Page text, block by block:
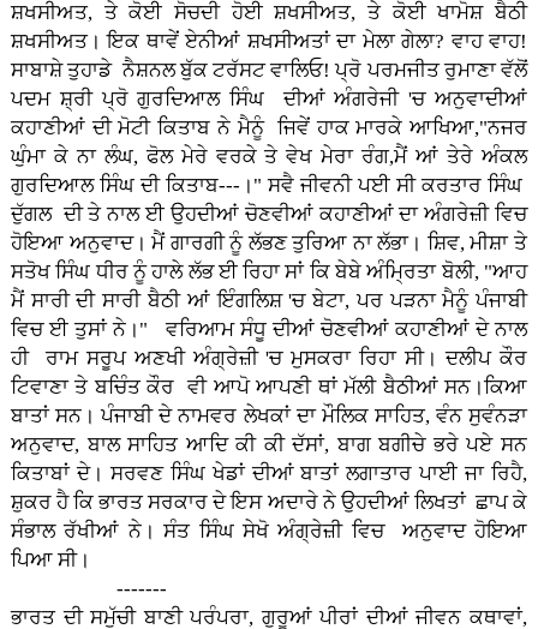
ਸ਼ਖਸੀਅਤ, ਤੇ ਕੋਈ ਸੋਚਦੀ ਹੋਈ ਸ਼ਖਸੀਅਤ, ਤੇ ਕੋਈ ਖਾਮੋਸ਼ ਬੈਠੀ
ਸ਼ਖਸੀਅਤ। ਇਕ ਥਾਵੇਂ ਏਨੀਆਂ ਸ਼ਖਸੀਅਤਾਂ ਦਾ ਮੇਲਾ ਗੇਲਾ? ਵਾਹ ਵਾਹ!
ਸਾਬਾਸ਼ੇ ਤੁਹਾਡੇ ਨੈਸ਼ਨਲ ਬੁੱਕ ਟਰੱਸਟ ਵਾਲਿਓ! ਪ੍ਰੋ ਪਰਮਜੀਤ ਰੁਮਾਣਾ ਵੱਲੋਂ
ਪਦਮ ਸ਼੍ਰੀ ਪ੍ਰੋ ਗੁਰਦਿਆਲ ਸਿੰਘ ਦੀਆਂ ਅੰਗਰੇਜੀ 'ਚ ਅਨੁਵਾਦੀਆਂ
ਕਹਾਣੀਆਂ ਦੀ ਮੋਟੀ ਕਿਤਾਬ ਨੇ ਮੈਨੂੰ ਜਿਵੇਂ ਹਾਕ ਮਾਰਕੇ ਆਖਿਆ,"ਨਜਰ
ਘੁੰਮਾ ਕੇ ਨਾ ਲੰਘ, ਫੋਲ ਮੇਰੇ ਵਰਕੇ ਤੇ ਵੇਖ ਮੇਰਾ ਰੰਗ,ਮੈਂ ਆਂ ਤੇਰੇ ਅੰਕਲ
ਗੁਰਦਿਆਲ ਸਿੰਘ ਦੀ ਕਿਤਾਬ---।" ਸਵੈ ਜੀਵਨੀ ਪਈ ਸੀ ਕਰਤਾਰ ਸਿੰਘ
ਦੁੱਗਲ ਦੀ ਤੇ ਨਾਲ ਈ ਉਹਦੀਆਂ ਚੋਣਵੀਆਂ ਕਹਾਣੀਆਂ ਦਾ ਅੰਗਰੇਜ਼ੀ ਵਿਚ
ਹੋਇਆ ਅਨੁਵਾਦ। ਮੈਂ ਗਾਰਗੀ ਨੂੰ ਲੱਭਣ ਤੁਰਿਆ ਨਾ ਲੱਭਾ। ਸ਼ਿਵ, ਮੀਸ਼ਾ ਤੇ
ਸਤੋਖ ਸਿੰਘ ਧੀਰ ਨੂੰ ਹਾਲੇ ਲੱਭ ਈ ਰਿਹਾ ਸਾਂ ਕਿ ਬੇਬੇ ਅੰਮ੍ਰਿਤਾ ਬੋਲੀ, "ਆਹ
ਮੈਂ ਸਾਰੀ ਦੀ ਸਾਰੀ ਬੈਠੀ ਆਂ ਇੰਗਲਿਸ਼ 'ਚ ਬੇਟਾ, ਪਰ ਪੜਨਾ ਮੈਨੂੰ ਪੰਜਾਬੀ
ਵਿਚ ਈ ਤੁਸਾਂ ਨੇ।" ਵਰਿਆਮ ਸੰਧੂ ਦੀਆਂ ਚੋਣਵੀਆਂ ਕਹਾਣੀਆਂ ਦੇ ਨਾਲ
ਹੀ ਰਾਮ ਸਰੂਪ ਅਣਖੀ ਅੰਗ੍ਰੇਜ਼ੀ 'ਚ ਮੁਸਕਰਾ ਰਿਹਾ ਸੀ। ਦਲੀਪ ਕੌਰ
ਟਿਵਾਣਾ ਤੇ ਬਚਿੰਤ ਕੌਰ ਵੀ ਆਪੋ ਆਪਣੀ ਥਾਂ ਮੱਲੀ ਬੈਠੀਆਂ ਸਨ।ਕਿਆ
ਬਾਤਾਂ ਸਨ। ਪੰਜਾਬੀ ਦੇ ਨਾਮਵਰ ਲੇਖਕਾਂ ਦਾ ਮੌਲਿਕ ਸਾਹਿਤ, ਵੰਨ ਸੁਵੰਨੜਾ
ਅਨੁਵਾਦ, ਬਾਲ ਸਾਹਿਤ ਆਦਿ ਕੀ ਕੀ ਦੱਸਾਂ, ਬਾਗ ਬਗੀਚੇ ਭਰੇ ਪਏ ਸਨ
ਕਿਤਾਬਾਂ ਦੇ। ਸਰਵਣ ਸਿੰਘ ਖੇਡਾਂ ਦੀਆਂ ਬਾਤਾਂ ਲਗਾਤਾਰ ਪਾਈ ਜਾ ਰਿਹੈ,
ਸ਼ੁਕਰ ਹੈ ਕਿ ਭਾਰਤ ਸਰਕਾਰ ਦੇ ਇਸ ਅਦਾਰੇ ਨੇ ਉਹਦੀਆਂ ਲਿਖਤਾਂ ਛਾਪ ਕੇ
ਸੰਭਾਲ ਰੱਖੀਆਂ ਨੇ। ਸੰਤ ਸਿੰਘ ਸੇਖੋ ਅੰਗ੍ਰੇਜ਼ੀ ਵਿਚ ਅਨੁਵਾਦ ਹੋਇਆ
ਪਿਆ ਸੀ।
-------
ਭਾਰਤ ਦੀ ਸਮੁੱਚੀ ਬਾਣੀ ਪਰੰਪਰਾ, ਗੁਰੂਆਂ ਪੀਰਾਂ ਦੀਆਂ ਜੀਵਨ ਕਥਾਵਾਂ,